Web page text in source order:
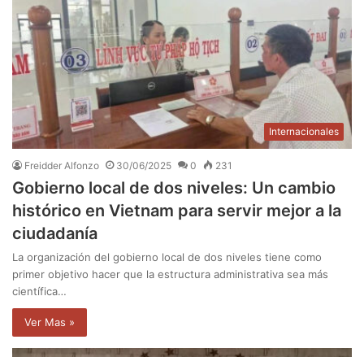
Internacionales
Freidder Alfonzo 30/06/2025 0 231
Gobierno local de dos niveles: Un cambio
histórico en Vietnam para servir mejor a la
ciudadanía
La organización del gobierno local de dos niveles tiene como
primer objetivo hacer que la estructura administrativa sea más
científica…
Ver Mas »